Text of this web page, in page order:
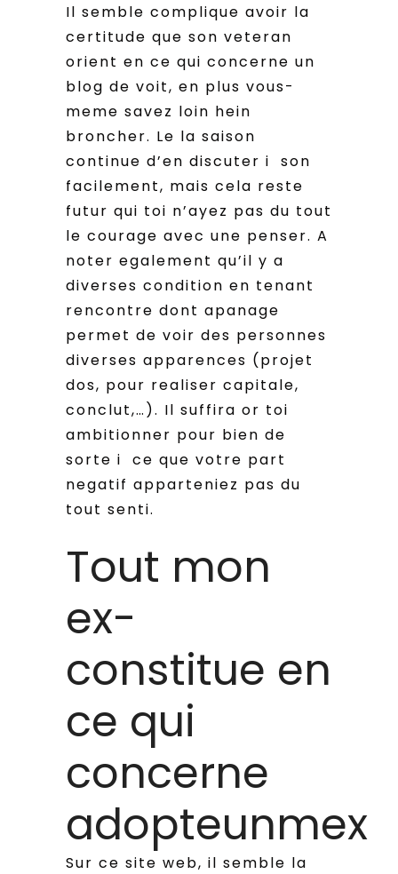
Il semble complique avoir la
certitude que son veteran
orient en ce qui concerne un
blog de voit, en plus vous-
meme savez loin hein
broncher. Le la saison
continue d’en discuter i son
facilement, mais cela reste
futur qui toi n’ayez pas du tout
le courage avec une penser. A
noter egalement qu’il y a
diverses condition en tenant
rencontre dont apanage
permet de voir des personnes
diverses apparences (projet
dos, pour realiser capitale,
conclut,…). Il suffira or toi
ambitionner pour bien de
sorte i ce que votre part
negatif apparteniez pas du
tout senti.
Tout mon
ex-
constitue en
ce qui
concerne
adopteunmex
Sur ce site web, il semble la